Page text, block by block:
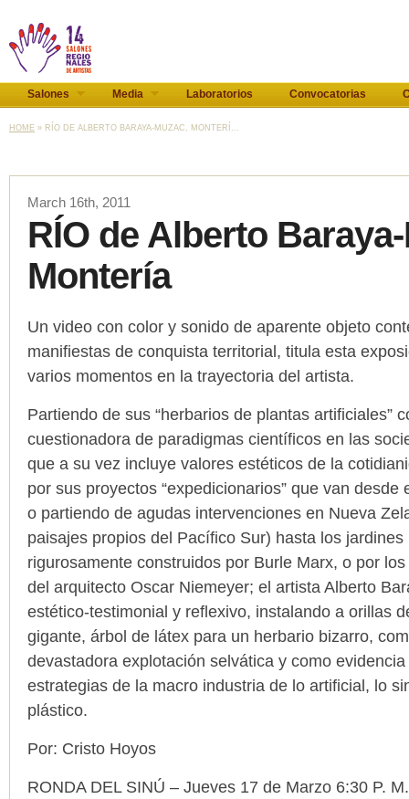
Salones Media Laboratorios Convocatorias
HOME » RÍO DE ALBERTO BARAYA-MUZAC, MONTERÍ...
March 16th, 2011
RÍO de Alberto
Montería
Un video con color y sonido de aparente objeto
manifiestas de conquista territorial, titula esta
varios momentos en la trayectoria del artista.
Partiendo de sus “herbarios de plantas artificiales”
cuestionadora de paradigmas científicos en las
que a su vez incluye valores estéticos de la
por sus proyectos “expedicionarios” que van desde
o partiendo de agudas intervenciones en Nueva
paisajes propios del Pacífico Sur) hasta los jardines
rigurosamente construidos por Burle Marx, o por
del arquitecto Oscar Niemeyer; el artista Alberto
estético-testimonial y reflexivo, instalando a orillas
gigante, árbol de látex para un herbario bizarro,
devastadora explotación selvática y como
estrategias de la macro industria de lo artificial, lo
plástico.
Por: Cristo Hoyos
RONDA DEL SINÚ – Jueves 17 de Marzo 6:30 P. M.